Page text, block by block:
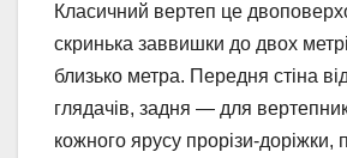
Класичний вертеп це
скринька заввишки до двох
близько метра. Передня стіна
глядачів, задня — для
кожного ярусу прорізи-доріжки,